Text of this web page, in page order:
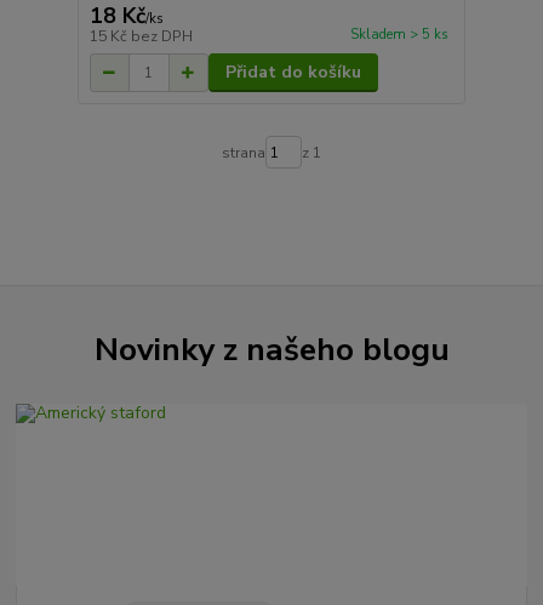
18 Kč/ks
15 Kč bez DPH Skladem > 5 ks
Přidat do košíku
strana z 1
Novinky z našeho blogu